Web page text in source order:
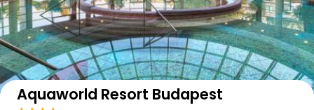
Auf der Karte anzeigen
Aquaworld Resort Budapest